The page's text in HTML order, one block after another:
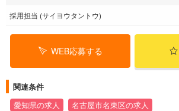
採用担当 (サイヨウタントウ)
WEB応募する
関連条件
愛知県の求人
名古屋市名東区の求人